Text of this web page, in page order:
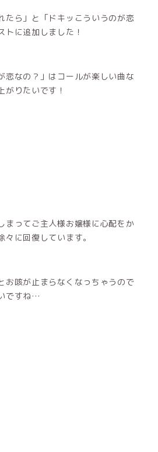
たら」と「ドキッこういうのが恋
トに追加しました！
恋なの？」はコールが楽しい曲な
がりたいです！
まってご主人様お嬢様に心配をか
に回復しています。
お咳が止まらなくなっちゃうので
ですね…